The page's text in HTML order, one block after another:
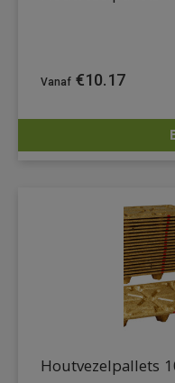
€10.17
Houtvezelpallets